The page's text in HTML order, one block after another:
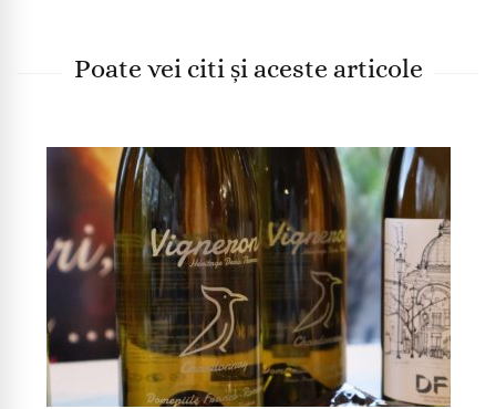
Poate vei citi și aceste articole